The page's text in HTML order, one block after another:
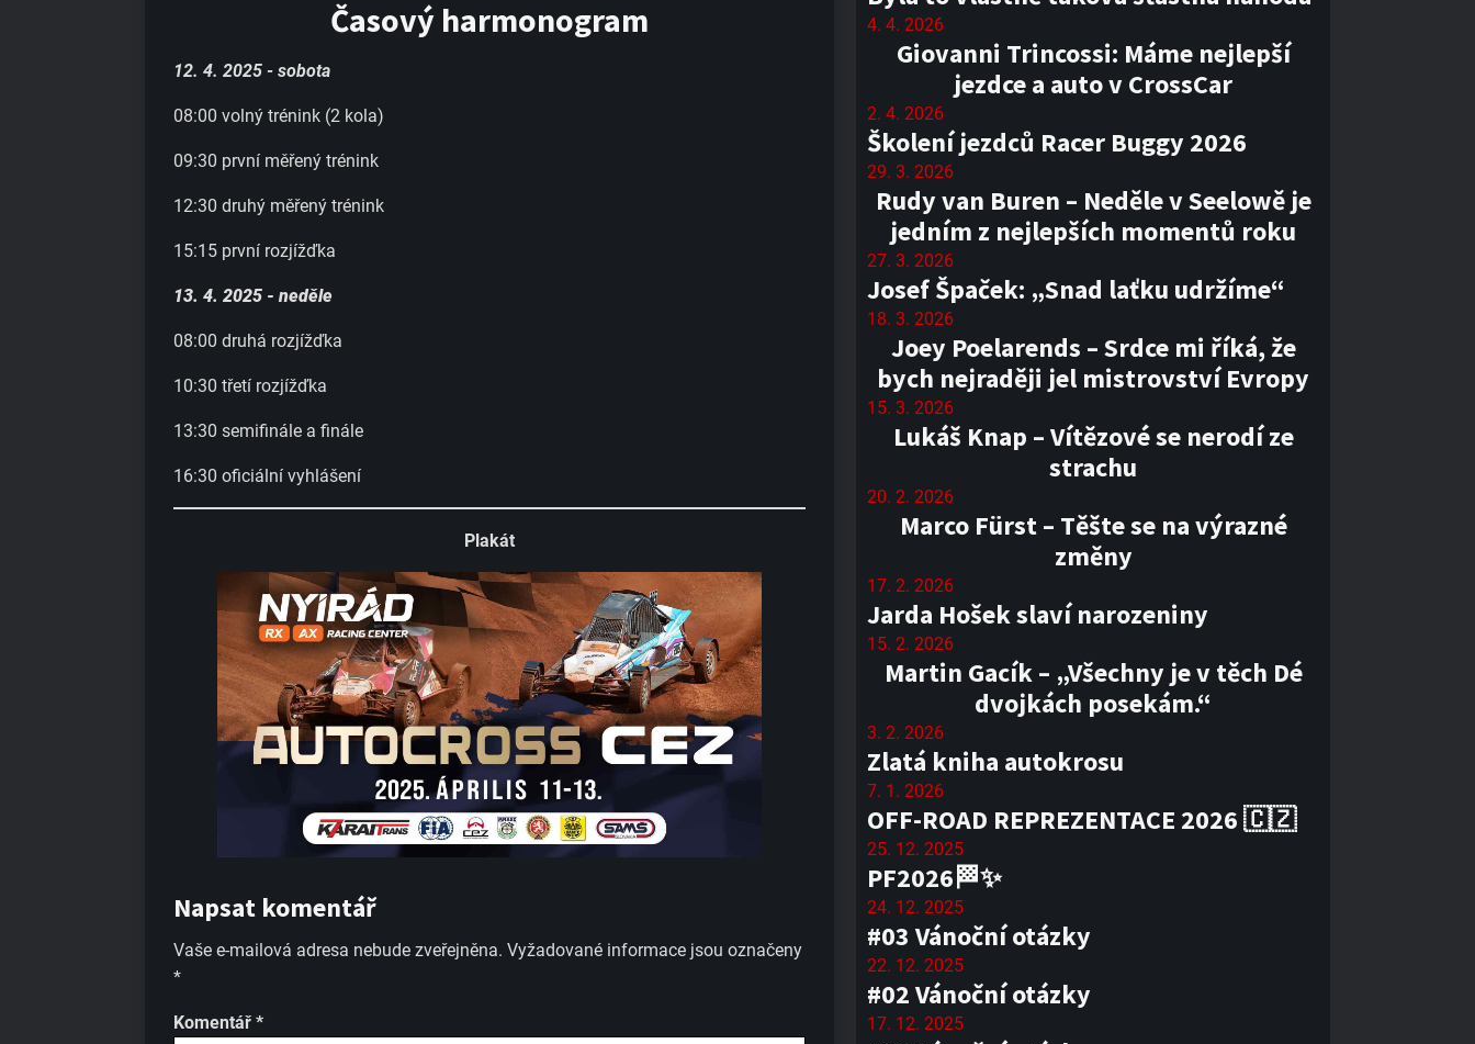
Časový harmonogram
12. 4. 2025 - sobota
08:00 volný trénink (2 kola)
09:30 první měřený trénink
12:30 druhý měřený trénink
15:15 první rozjížďka
13. 4. 2025 - neděle
08:00 druhá rozjížďka
10:30 třetí rozjížďka
13:30 semifinále a finále
16:30 oficiální vyhlášení
Plakát
Napsat komentář
Vaše e-mailová adresa nebude zveřejněna. Vyžadované informace jsou označeny
*
Komentář *
4. 4. 2026
Giovanni Trincossi: Máme nejlepší
jezdce a auto v CrossCar
2. 4. 2026
Školení jezdců Racer Buggy 2026
29. 3. 2026
Rudy van Buren – Neděle v Seelowě je
jedním z nejlepších momentů roku
27. 3. 2026
Josef Špaček: „Snad laťku udržíme“
18. 3. 2026
Joey Poelarends – Srdce mi říká, že
bych nejraději jel mistrovství Evropy
15. 3. 2026
Lukáš Knap – Vítězové se nerodí ze
strachu
20. 2. 2026
Marco Fürst – Těšte se na výrazné
změny
17. 2. 2026
Jarda Hošek slaví narozeniny
15. 2. 2026
Martin Gacík – „Všechny je v těch Dé
dvojkách posekám.“
3. 2. 2026
Zlatá kniha autokrosu
7. 1. 2026
OFF-ROAD REPREZENTACE 2026 🇨🇿
25. 12. 2025
PF2026🏁✨
24. 12. 2025
#03 Vánoční otázky
22. 12. 2025
#02 Vánoční otázky
17. 12. 2025